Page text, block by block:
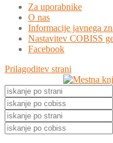
Za uporabnike
O nas
Informacije javnega
Nastavitev COBISS
Facebook
Prilagoditev strani